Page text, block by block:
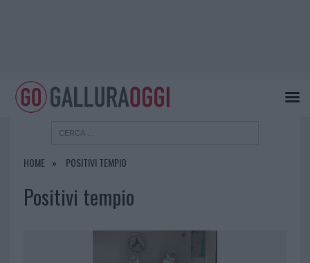
HOME POSITIVI TEMPIO
Positivi tempio